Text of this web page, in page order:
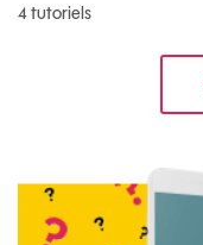
4 tutoriels